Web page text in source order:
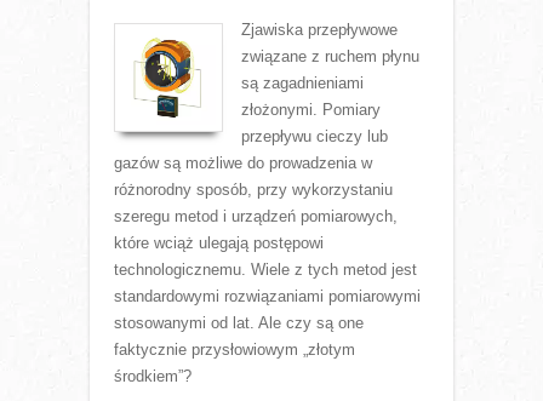
Zjawiska przepływowe
związane z ruchem płynu
są zagadnieniami
złożonymi. Pomiary
przepływu cieczy lub
gazów są możliwe do prowadzenia w
różnorodny sposób, przy wykorzystaniu
szeregu metod i urządzeń pomiarowych,
które wciąż ulegają postępowi
technologicznemu. Wiele z tych metod jest
standardowymi rozwiązaniami pomiarowymi
stosowanymi od lat. Ale czy są one
faktycznie przysłowiowym „złotym
środkiem”?